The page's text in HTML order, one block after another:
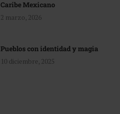
Caribe Mexicano
2 marzo, 2026
Pueblos con identidad y magia
10 diciembre, 2025